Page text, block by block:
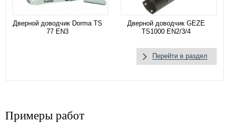
Дверной доводчик Dorma TS
77 EN3
Дверной доводчик GEZE
TS1000 EN2/3/4
Перейти в раздел
Примеры работ